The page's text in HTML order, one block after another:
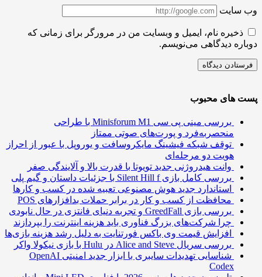
ذخیره نام، ایمیل و وبسایت من در مرورگر برای زمانی که
دیدگاهی می‌نویسم.
های محبوب
بررسی مینی پی ‌سی Minisforum M1 با طراحی
منحصربه‌فرد و پورت‌های صوتی ممتاز
توقف شبکه فیشینگ مایکروسافت و یوروپل با عبور از احراز
هویت دو مرحله‌ای
وانت هیدروژنی جدید تویوتا با قدرت بالا و آلایندگی صفر
بررسی کامل بازی Silent Hill f با جزئیات داستان و گیم پلی
استاندارد جدید هوش مصنوعی تعبیه شده در کسب و کارها
محافظت از کسب و کار در برابر حملات بدافزارهای POS
بررسی بازی GreedFall و تجربه دنیای فانتزی در حال نابودی
چرا شرکت‌های بزرگ فناوری باید هزینه اینترنت را بپردازند
افزایش قیمت وی باکس فورتنایت به دلیل رشد هزینه بازی‌ها
بررسی سریال Alice and Steve در Hulu با بازی نیکولا واکر
شناسایی تهدیدات سایبری با ابزار جدید امنیتی OpenAI
Codex